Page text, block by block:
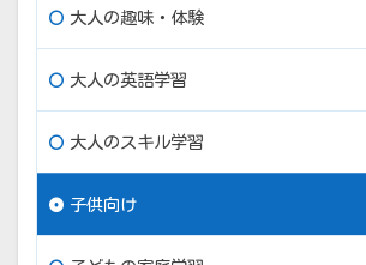
大人の趣味・体験
大人の英語学習
大人のスキル学習
子供向け